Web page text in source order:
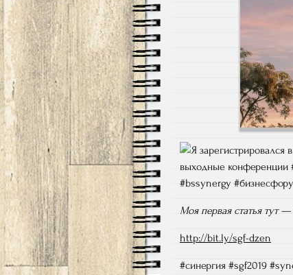
Моя первая статья тут
http://bit.ly/sgf-dzen
#синергия #sgf2019